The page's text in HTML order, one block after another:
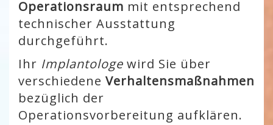
Operationsraum mit entsprechend
technischer Ausstattung
durchgeführt.
Ihr Implantologe wird Sie über
verschiedene Verhaltensmaßnahmen
bezüglich der
Operationsvorbereitung aufklären.